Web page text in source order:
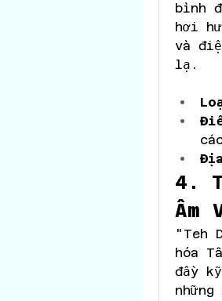
bình
hơi
và
lạ.
4.
Âm
"Teh
hóa
đầy